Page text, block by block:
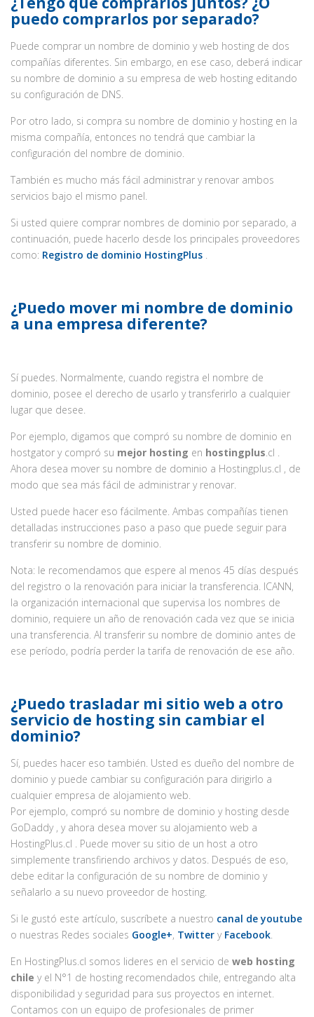
puedo comprarlos por separado?
Puede comprar un nombre de dominio y web hosting de dos
compañías diferentes. Sin embargo, en ese caso, deberá indicar
su nombre de dominio a su empresa de web hosting editando
su configuración de DNS.
Por otro lado, si compra su nombre de dominio y hosting en la
misma compañía, entonces no tendrá que cambiar la
configuración del nombre de dominio.
También es mucho más fácil administrar y renovar ambos
servicios bajo el mismo panel.
Si usted quiere comprar nombres de dominio por separado, a
continuación, puede hacerlo desde los principales proveedores
como: Registro de dominio HostingPlus .
¿Puedo mover mi nombre de dominio
a una empresa diferente?
Sí puedes. Normalmente, cuando registra el nombre de
dominio, posee el derecho de usarlo y transferirlo a cualquier
lugar que desee.
Por ejemplo, digamos que compró su nombre de dominio en
hostgator y compró su mejor hosting en hostingplus.cl .
Ahora desea mover su nombre de dominio a Hostingplus.cl , de
modo que sea más fácil de administrar y renovar.
Usted puede hacer eso fácilmente. Ambas compañías tienen
detalladas instrucciones paso a paso que puede seguir para
transferir su nombre de dominio.
Nota: le recomendamos que espere al menos 45 días después
del registro o la renovación para iniciar la transferencia. ICANN,
la organización internacional que supervisa los nombres de
dominio, requiere un año de renovación cada vez que se inicia
una transferencia. Al transferir su nombre de dominio antes de
ese período, podría perder la tarifa de renovación de ese año.
¿Puedo trasladar mi sitio web a otro
servicio de hosting sin cambiar el
dominio?
Sí, puedes hacer eso también. Usted es dueño del nombre de
dominio y puede cambiar su configuración para dirigirlo a
cualquier empresa de alojamiento web.
Por ejemplo, compró su nombre de dominio y hosting desde
GoDaddy , y ahora desea mover su alojamiento web a
HostingPlus.cl . Puede mover su sitio de un host a otro
simplemente transfiriendo archivos y datos. Después de eso,
debe editar la configuración de su nombre de dominio y
señalarlo a su nuevo proveedor de hosting.
Si le gustó este artículo, suscríbete a nuestro canal de youtube
o nuestras Redes sociales Google+, Twitter y Facebook.
En HostingPlus.cl somos lideres en el servicio de web hosting
chile y el N°1 de hosting recomendados chile, entregando alta
disponibilidad y seguridad para sus proyectos en internet.
Contamos con un equipo de profesionales de primer